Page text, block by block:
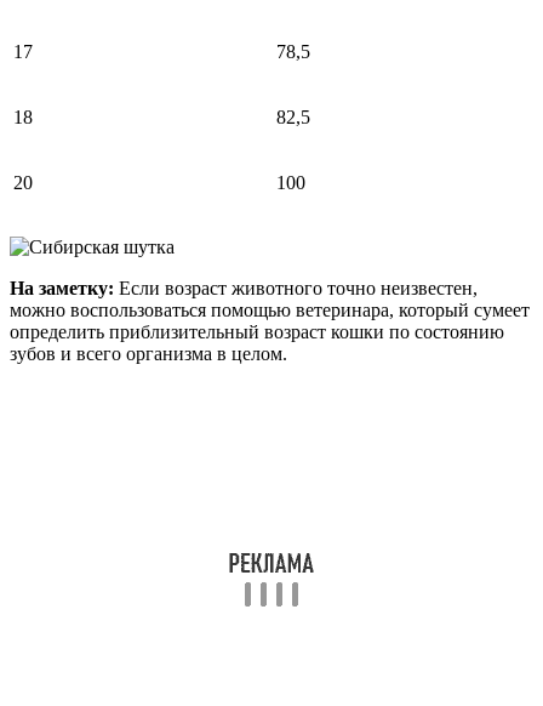
17 78,5
18 82,5
20 100
На заметку: Если возраст животного точно неизвестен,
можно воспользоваться помощью ветеринара, который сумеет
определить приблизительный возраст кошки по состоянию
зубов и всего организма в целом.